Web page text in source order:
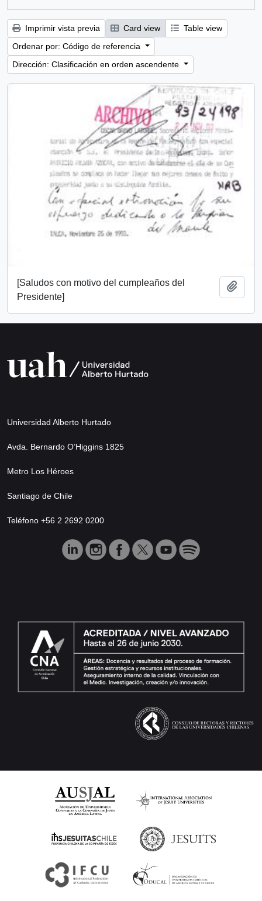
Imprimir vista previa Card view
Table view
Ordenar por: Código de referencia
Dirección: Clasificación en orden ascendente
[Saludos con motivo del cumpleaños del
Presidente]
Universidad Alberto Hurtado
Avda. Bernardo O’Higgins 1825
Metro Los Héroes
Santiago de Chile
Teléfono +56 2 2692 0200